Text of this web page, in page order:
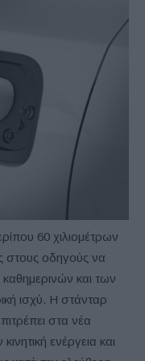
60 χιλιομέτρων
στους οδηγούς να
και των
ισχύ. Η στάνταρ
στα νέα
ενέργεια και